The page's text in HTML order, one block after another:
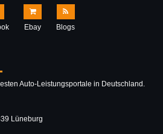
Ebay Blogs
Auto-Leistungsportale in Deutschland.
Lüneburg